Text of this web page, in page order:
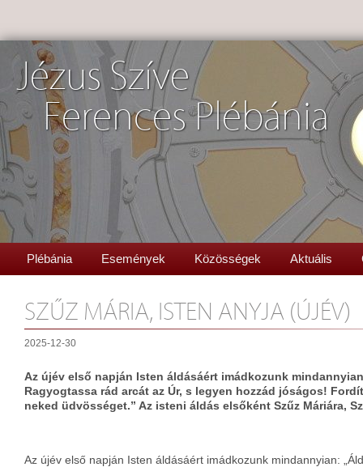
Jézus Szíve
Ferences Plébánia
Plébánia Események Közösségek Aktuális
SZŰZ MÁRIA, ISTEN ANYJA (ÚJÉV)
2025-12-30
Az újév első napján Isten áldásáért imádkozunk
Ragyogtassa rád arcát az Úr, s legyen hozzád jóságos!
neked üdvösséget.” Az isteni áldás elsőként Szűz Máriára,
Az újév első napján Isten áldásáért imádkozunk mindannyian: